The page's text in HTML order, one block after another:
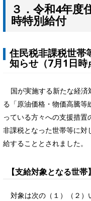
３．令和4年度
時特別給付
住民税非課税世帯
知らせ（7月1日時
国が実施する新たな経
る「原油価格・物価高騰
っている方々への支援措
非課税となった世帯等に対
給することとされました。
【支給対象となる世帯】
対象は次の（１）（２）